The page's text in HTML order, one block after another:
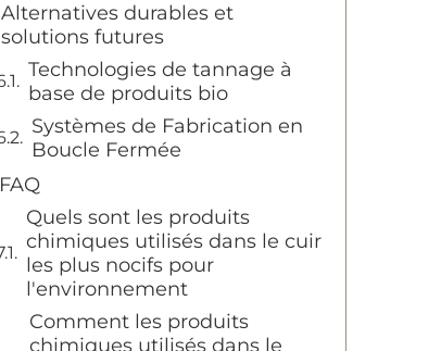
Alternatives durables et
solutions futures
Technologies de tannage à
base de produits bio
Systèmes de Fabrication en
Boucle Fermée
FAQ
Quels sont les produits
chimiques utilisés dans le cuir
les plus nocifs pour
l'environnement
Comment les produits
chimiques utilisés dans le